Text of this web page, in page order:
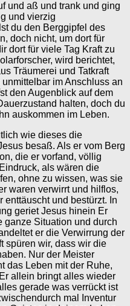
und aß und trank und ging
und vierzig
du den Berggipfel des
doch nicht, um dort für
dort für viele Tag Kraft zu
wird berichtet,
Träumerei und Tatkraft
im Anschluss an
den Augenblick auf dem
halten, doch du
auskommen im Leben.
wie dieses die
besaß. Als er vom Berg
die er vorfand, völlig
als wären die
ohne zu wissen, was sie
waren verwirrt und hilflos,
enttäuscht und bestürzt. In
geriet Jesus hinein Er
ganze Situation und durch
er die Verwirrung der
spüren wir, dass wir die
Nur der Meister
das Leben mit der Ruhe,
allein bringt alles wieder
gerade was verrückt ist
mal Inventur